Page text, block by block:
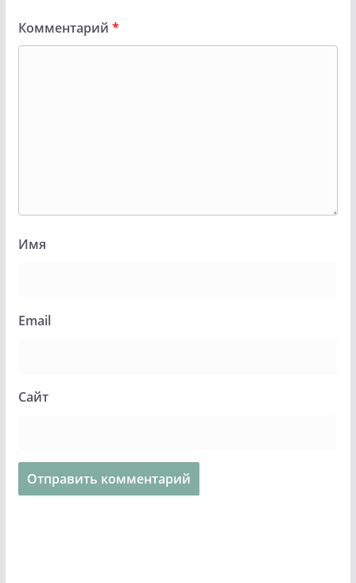
Комментарий *
Имя
Email
Сайт